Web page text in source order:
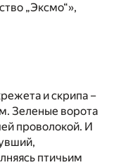
„Эксмо“»,
и скрипа –
Зеленые ворота
проволокой. И
птичьим